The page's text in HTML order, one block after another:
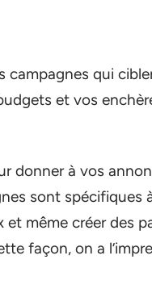
campagnes qui
et vos
donner à vos
sont spécifiques
même créer des
façon, on a